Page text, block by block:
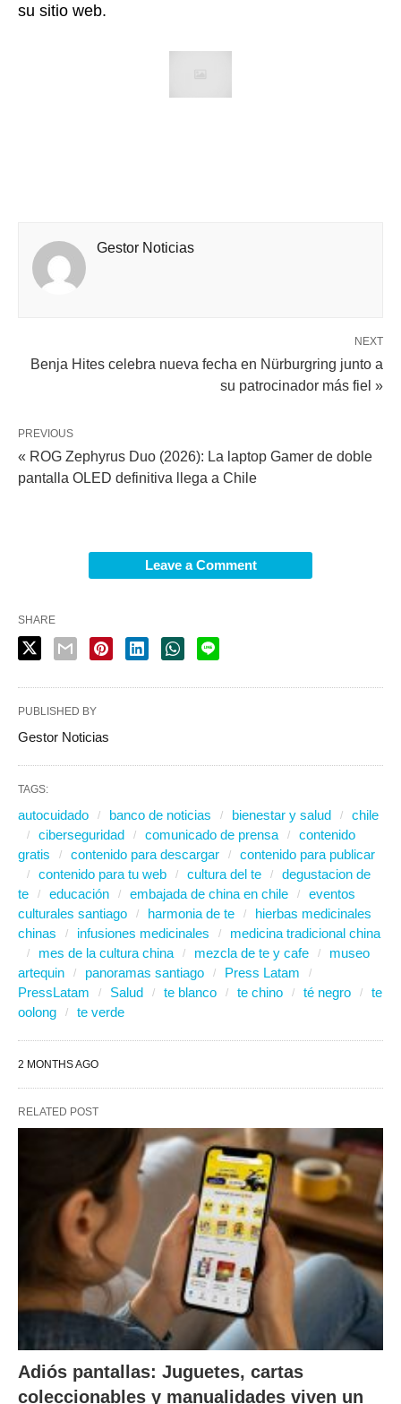
su sitio web.
Gestor Noticias
NEXT
Benja Hites celebra nueva fecha en Nürburgring junto a
su patrocinador más fiel »
PREVIOUS
« ROG Zephyrus Duo (2026): La laptop Gamer de doble
pantalla OLED definitiva llega a Chile
Leave a Comment
SHARE
PUBLISHED BY
Gestor Noticias
TAGS:
autocuidado banco de noticias bienestar y salud
chile
ciberseguridad
comunicado de prensa
contenido
gratis
contenido para descargar
contenido para publicar
contenido para tu web
cultura del te
degustacion de
te
educación embajada de china en chile
eventos
culturales santiago
harmonia de te
hierbas medicinales
chinas
infusiones medicinales
medicina tradicional china
mes de la cultura china
mezcla de te y cafe
museo
artequin
panoramas santiago
Press Latam
PressLatam
Salud te blanco te chino té negro
te
oolong
te verde
2 MONTHS AGO
RELATED POST
Adiós pantallas: Juguetes, cartas
coleccionables y manualidades viven un